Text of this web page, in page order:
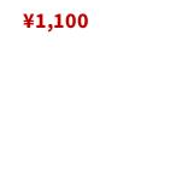
通
¥1,100